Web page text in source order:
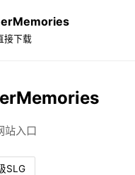
接下载
站入口
SLG